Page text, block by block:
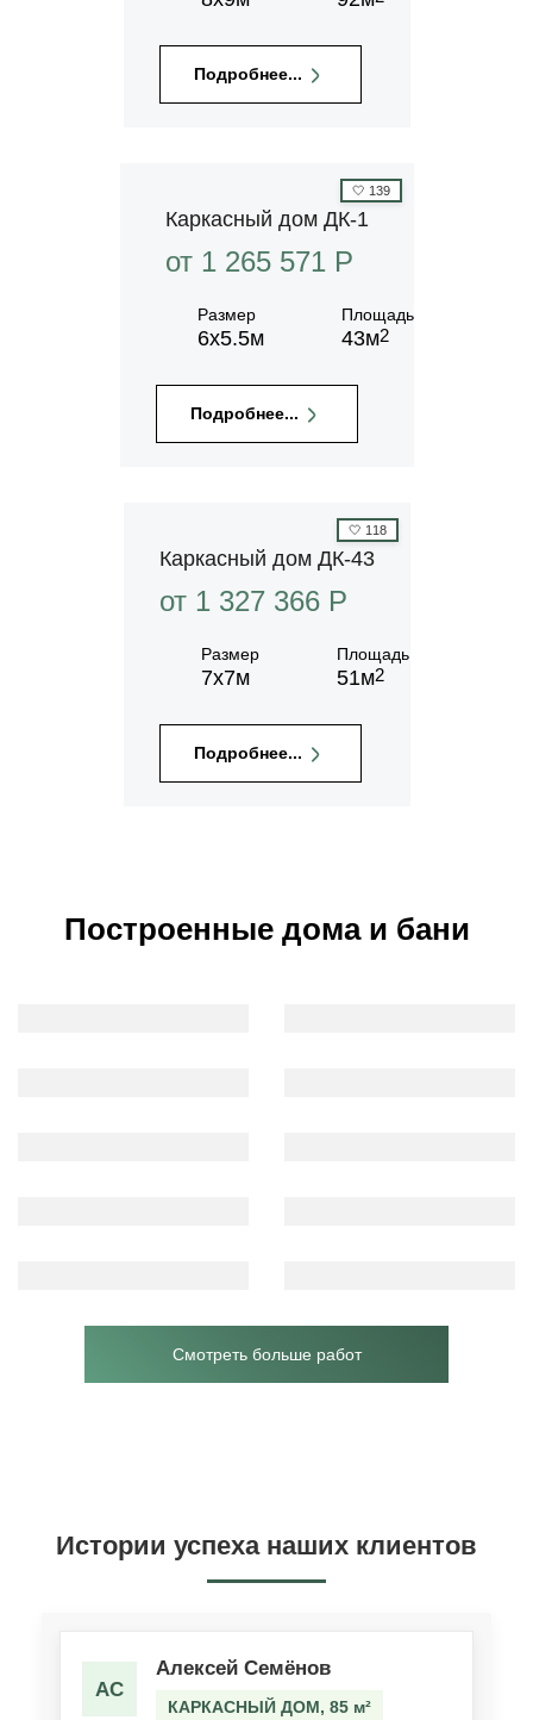
Подробнее...
🤍 139
Каркасный дом ДК-1
от 1 265 571 P
Размер
6х5.5м
Площадь
43м2
Подробнее...
🤍 118
Каркасный дом ДК-43
от 1 327 366 P
Размер
7х7м
Площадь
51м2
Подробнее...
Построенные дома и бани
Смотреть больше работ
Истории успеха наших клиентов
АС
Алексей Семёнов
КАРКАСНЫЙ ДОМ, 85 м²